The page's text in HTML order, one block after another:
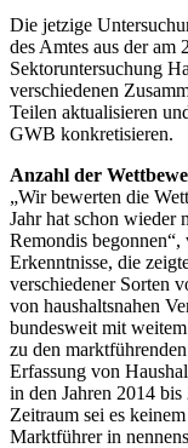
Die jetzige
des Amtes aus der am
Sektoruntersuchung
verschiedenen
Teilen aktualisieren
GWB konkretisieren.
Anzahl der
„Wir bewerten die
Jahr hat schon wieder
Remondis
Erkenntnisse, die
verschiedener Sorten
von haushaltsnahen
bundesweit mit
zu den
Erfassung von
in den Jahren 2014
Zeitraum sei es
Marktführer in